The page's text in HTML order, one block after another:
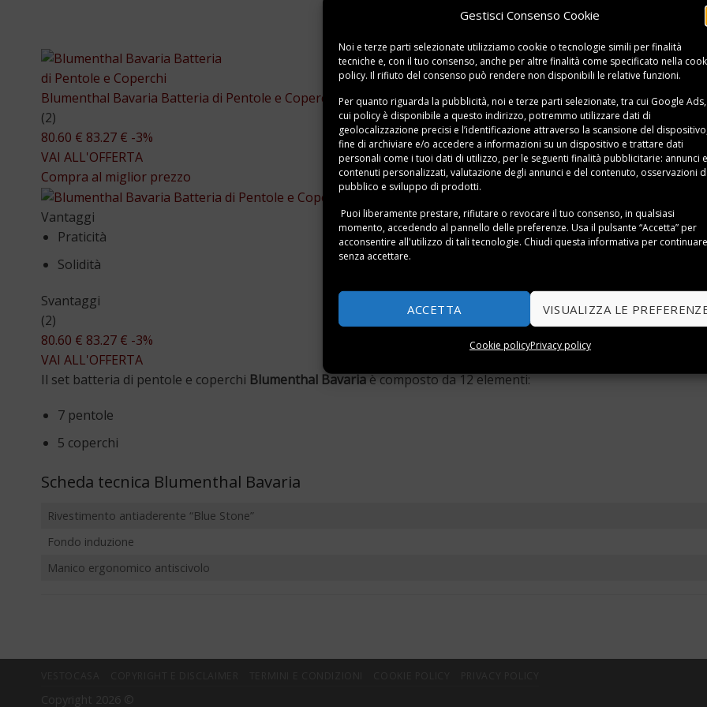
Gestisci Consenso Cookie
Noi e terze parti selezionate utilizziamo cookie o tecnologie simili per finalità
tecniche e, con il tuo consenso, anche per altre finalità come specificato nella
policy. Il rifiuto del consenso può rendere non disponibili le relative funzioni.
Per quanto riguarda la pubblicità, noi e terze parti selezionate, tra cui Google
cui policy è disponibile a questo indirizzo, potremmo utilizzare dati di
geolocalizzazione precisi e l’identificazione attraverso la scansione del
fine di archiviare e/o accedere a informazioni su un dispositivo e trattare dati
personali come i tuoi dati di utilizzo, per le seguenti finalità pubblicitarie: annunci e
contenuti personalizzati, valutazione degli annunci e del contenuto, osservazioni
pubblico e sviluppo di prodotti.
Puoi liberamente prestare, rifiutare o revocare il tuo consenso, in qualsiasi
momento, accedendo al pannello delle preferenze. Usa il pulsante “Accetta” per
acconsentire all'utilizzo di tali tecnologie. Chiudi questa informativa per continuare
senza accettare.
ACCETTA VISUALIZZA LE
Cookie policyPrivacy policy
Blumenthal Bavaria Batteria di Pentole e Coperchi
(2)
80.60 € 83.27 € -3%
VAI ALL'OFFERTA
Compra al miglior prezzo
Vantaggi
Praticità
Solidità
Svantaggi
(2)
80.60 € 83.27 € -3%
VAI ALL'OFFERTA
Il set batteria di pentole e coperchi Blumenthal Bavariaè composto da 12 elementi:
7 pentole
5 coperchi
Scheda tecnica Blumenthal Bavaria
Rivestimento antiaderente “Blue Stone”
Fondo induzione
Manico ergonomico antiscivolo
Copyright 2026 ©